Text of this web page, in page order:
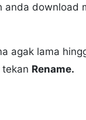
anda download
agak lama
Rename.